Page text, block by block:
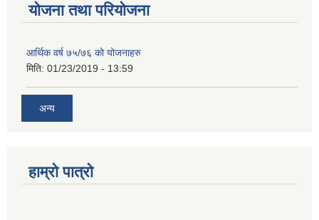
योजना तथा परियोजना
आर्थिक वर्ष ७५/७६ को योजनाहरु
मिति: 01/23/2019 - 13:59
अन्य
हाम्रो पात्रो